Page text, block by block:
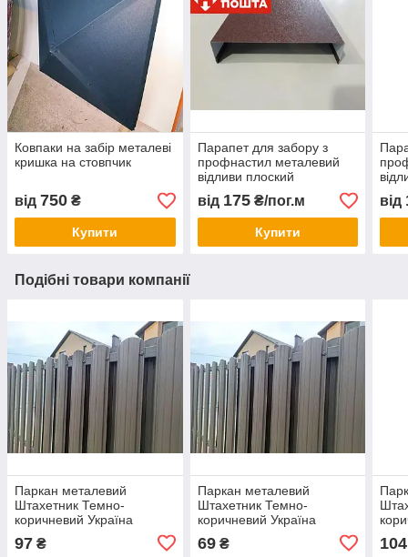
Ковпаки на забір металеві
кришка на стовпчик
від 750 ₴
Купити
Парапет для забору з
профнастил металевий
відливи плоский
від 175₴/пог.м
Купити
від
Подібні товари компанії
Паркан металевий
Штахетник Темно-
коричневий Україна
двосторонній висота 1,5м
рал 8019 мат 0,45 мм
97 ₴
Паркан металевий
Штахетник Темно-
коричневий Україна
двосторонній висота 1,2м
рал 8019 мат 0,45 мм
69₴
рал
104